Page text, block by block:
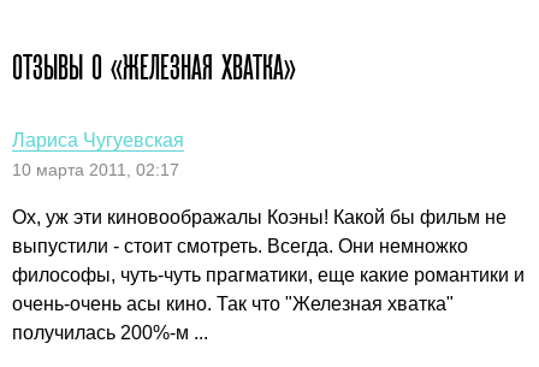
ОТЗЫВЫ О «ЖЕЛЕЗНАЯ ХВАТКА»
Лариса Чугуевская
10 марта 2011, 02:17
Ох, уж эти киновоображалы Коэны! Какой бы фильм не
выпустили - стоит смотреть. Всегда. Они немножко
философы, чуть-чуть прагматики, еще какие романтики и
очень-очень асы кино. Так что "Железная хватка"
получилась 200%-м ...